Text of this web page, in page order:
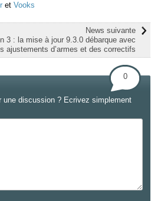
et Vooks
News suivante
3 : la mise à jour 9.3.0 débarque avec
ajustements d’armes et des correctifs
0
une discussion ? Ecrivez simplement